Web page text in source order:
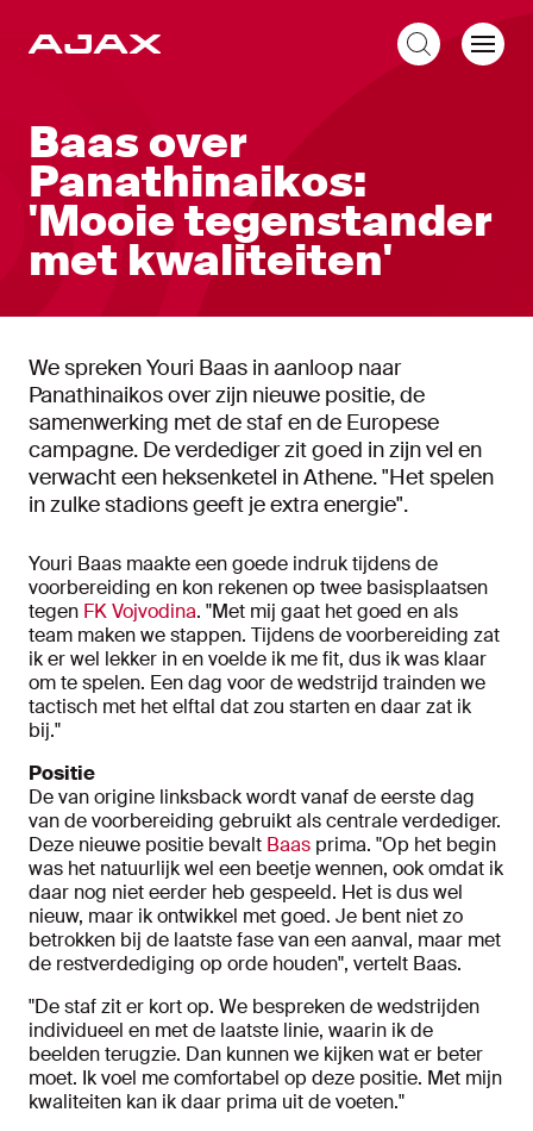
Baas over
Panathinaikos:
'Mooie tegenstander
met kwaliteiten'
We spreken Youri Baas in aanloop naar
Panathinaikos over zijn nieuwe positie, de
samenwerking met de staf en de Europese
campagne. De verdediger zit goed in zijn vel en
verwacht een heksenketel in Athene. "Het spelen
in zulke stadions geeft je extra energie".
Youri Baas maakte een goede indruk tijdens de
voorbereiding en kon rekenen op twee basisplaatsen
tegen FK Vojvodina. "Met mij gaat het goed en als
team maken we stappen. Tijdens de voorbereiding zat
ik er wel lekker in en voelde ik me fit, dus ik was klaar
om te spelen. Een dag voor de wedstrijd trainden we
tactisch met het elftal dat zou starten en daar zat ik
bij."
Positie
De van origine linksback wordt vanaf de eerste dag
van de voorbereiding gebruikt als centrale verdediger.
Deze nieuwe positie bevalt Baas prima. "Op het begin
was het natuurlijk wel een beetje wennen, ook omdat ik
daar nog niet eerder heb gespeeld. Het is dus wel
nieuw, maar ik ontwikkel met goed. Je bent niet zo
betrokken bij de laatste fase van een aanval, maar met
de restverdediging op orde houden", vertelt Baas.
"De staf zit er kort op. We bespreken de wedstrijden
individueel en met de laatste linie, waarin ik de
beelden terugzie. Dan kunnen we kijken wat er beter
moet. Ik voel me comfortabel op deze positie. Met mijn
kwaliteiten kan ik daar prima uit de voeten."